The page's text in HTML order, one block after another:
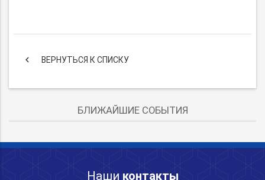
keyboard_arrow_left ВЕРНУТЬСЯ К СПИСКУ
БЛИЖАЙШИЕ СОБЫТИЯ
Наши контакты